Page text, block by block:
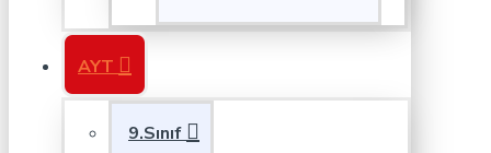
AYT
9.Sınıf